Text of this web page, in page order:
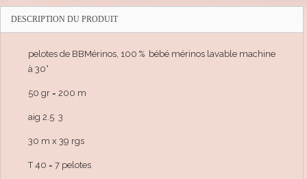
DESCRIPTION DU PRODUIT
pelotes de BBMérinos, 100 % bébé mérinos lavable machine
à 30°
50 gr = 200 m
aig 2.5 3
30 m x 39 rgs
T 40 = 7 pelotes